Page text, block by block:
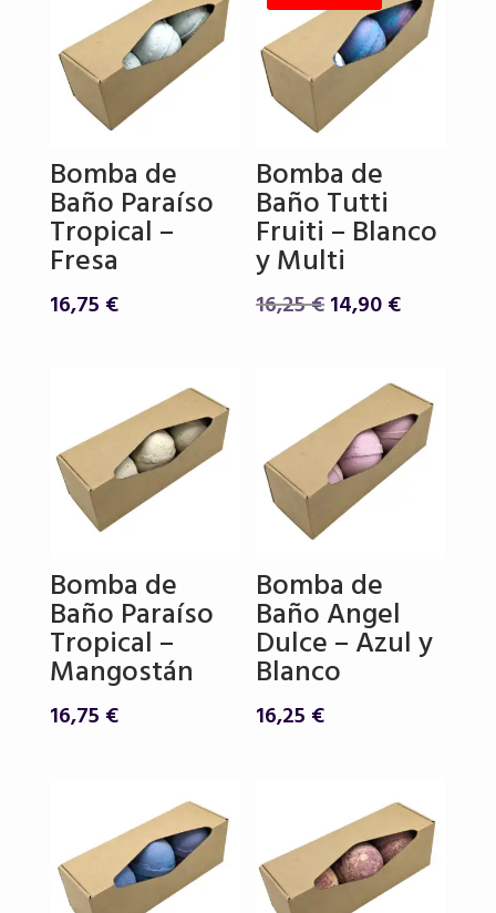
Bomba de
Baño Paraíso
Tropical –
Fresa
16,75 €
Bomba de
Baño Tutti
Fruiti – Blanco
y Multi
16,25€El
era:
16,25 €.
14,90€El
es:
14,90 €.
Bomba de
Baño Paraíso
Tropical –
Mangostán
16,75 €
Bomba de
Baño Angel
Dulce – Azul y
Blanco
16,25 €